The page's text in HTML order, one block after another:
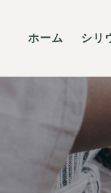
ホーム シリ